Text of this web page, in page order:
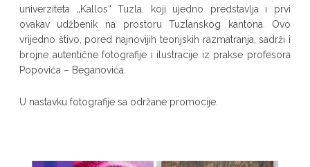
univerziteta „Kallos“ Tuzla, koji ujedno predstavlja i prvi
ovakav udžbenik na prostoru Tuzlanskog kantona. Ovo
vrijedno štivo, pored najnovijih teorijskih razmatranja, sadrži i
brojne autentične fotografije i ilustracije iz prakse profesora
Popovića – Beganovića.
U nastavku fotografije sa održane promocije.